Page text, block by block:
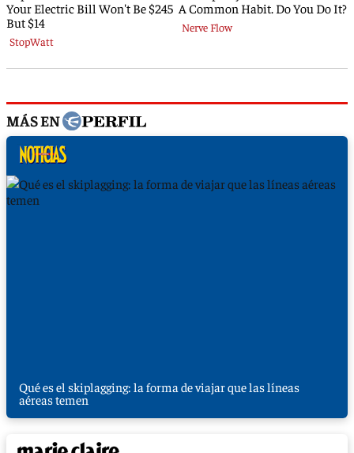
MÁS EN
Qué es el skiplagging: la forma de viajar que las líneas
aéreas temen